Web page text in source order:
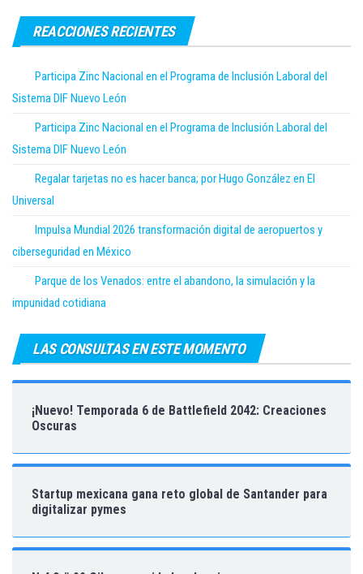
REACCIONES RECIENTES
Participa Zinc Nacional en el Programa de Inclusión Laboral del
Sistema DIF Nuevo León
Participa Zinc Nacional en el Programa de Inclusión Laboral del
Sistema DIF Nuevo León
Regalar tarjetas no es hacer banca; por Hugo González en El
Universal
Impulsa Mundial 2026 transformación digital de aeropuertos y
ciberseguridad en México
Parque de los Venados: entre el abandono, la simulación y la
impunidad cotidiana
LAS CONSULTAS EN ESTE MOMENTO
¡Nuevo! Temporada 6 de Battlefield 2042: Creaciones
Oscuras
Startup mexicana gana reto global de Santander para
digitalizar pymes